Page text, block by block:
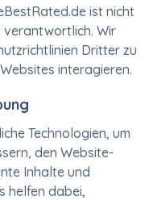
ist nicht
Wir
Dritter zu
interagieren.
Technologien, um
den Website-
Inhalte und
helfen dabei,